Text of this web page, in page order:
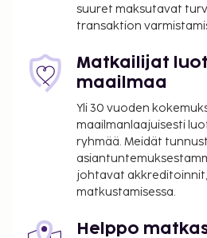
suuret maksutavat
transaktion
Matkailijat
maailmaa
Yli 30 vuoden
maailmanlaajuisesti
ryhmää. Meidät
johtavat
matkustamisessa.
Helppo